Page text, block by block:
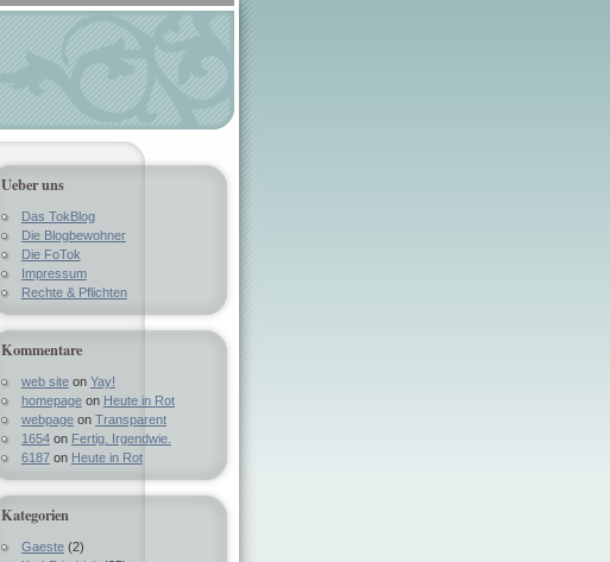
Ueber uns
Das TokBlog
Die Blogbewohner
Die FoTok
Impressum
Rechte & Pflichten
Kommentare
web siteon Yay!
homepageon Heute in Rot
webpageon Transparent
1654on Fertig. Irgendwie.
6187on Heute in Rot
Kategorien
Gaeste(2)